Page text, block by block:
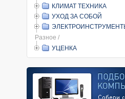
КЛИМАТ ТЕХНИКА
УХОД ЗА СОБОЙ
Разное /
УЦЕНКА